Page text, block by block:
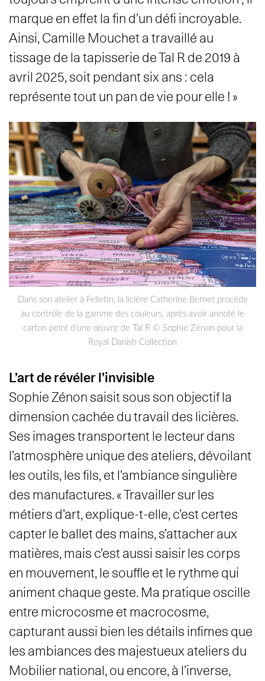
marque en effet la fin d’un défi incroyable.
Ainsi, Camille Mouchet a travaillé au
tissage de la tapisserie de Tal R de 2019 à
avril 2025, soit pendant six ans : cela
représente tout un pan de vie pour elle ! »
Dans son atelier à Felletin, la licière Catherine Bernet procède
au contrôle de la gamme des couleurs, après avoir annoté le
carton peint d’une œuvre de Tal R © Sophie Zénon pour la
Royal Danish Collection
L’art de révéler l’invisible
Sophie Zénon saisit sous son objectif la
dimension cachée du travail des licières.
Ses images transportent le lecteur dans
l’atmosphère unique des ateliers, dévoilant
les outils, les fils, et l’ambiance singulière
des manufactures. « Travailler sur les
métiers d’art, explique-t-elle, c’est certes
capter le ballet des mains, s’attacher aux
matières, mais c’est aussi saisir les corps
en mouvement, le souffle et le rythme qui
animent chaque geste. Ma pratique oscille
entre microcosme et macrocosme,
capturant aussi bien les détails infimes que
les ambiances des majestueux ateliers du
Mobilier national, ou encore, à l’inverse,